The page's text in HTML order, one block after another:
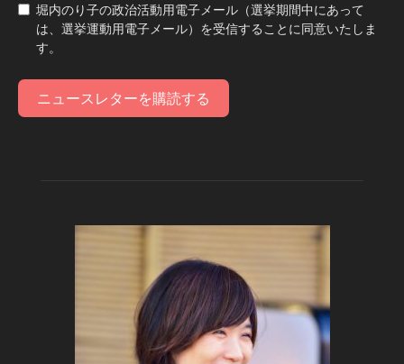
堀内のり子の政治活動用電子メール（選挙期間中にあって
は、選挙運動用電子メール）を受信することに同意いたしま
す。
ニュースレターを購読する